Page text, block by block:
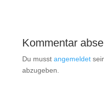
Kommentar
Du musst angemeldet
abzugeben.